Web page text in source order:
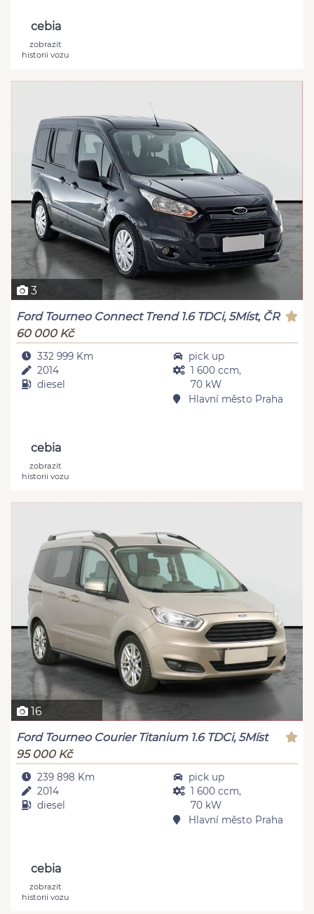
cebia
zobrazit
historii vozu
3
Ford Tourneo Connect Trend 1.6 TDCi, 5Míst, ČR
60 000 Kč
332 999 Km
2014
diesel
pick up
1 600 ccm,
70 kW
Hlavní město Praha
cebia
zobrazit
historii vozu
16
Ford Tourneo Courier Titanium 1.6 TDCi, 5Míst
95 000 Kč
239 898 Km
2014
diesel
pick up
1 600 ccm,
70 kW
Hlavní město Praha
cebia
zobrazit
historii vozu